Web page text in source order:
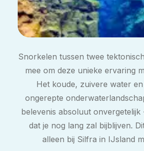
Snorkelen tussen twee
mee om deze unieke ervaring
Het koude, zuivere water
ongerepte
belevenis absoluut
dat je nog lang zal bijblijven.
alleen bij Silfra in IJsland